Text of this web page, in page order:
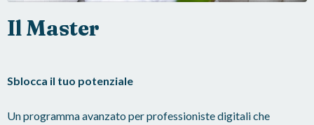
Il Master
Sblocca il tuo potenziale
Un programma avanzato per professioniste digitali che